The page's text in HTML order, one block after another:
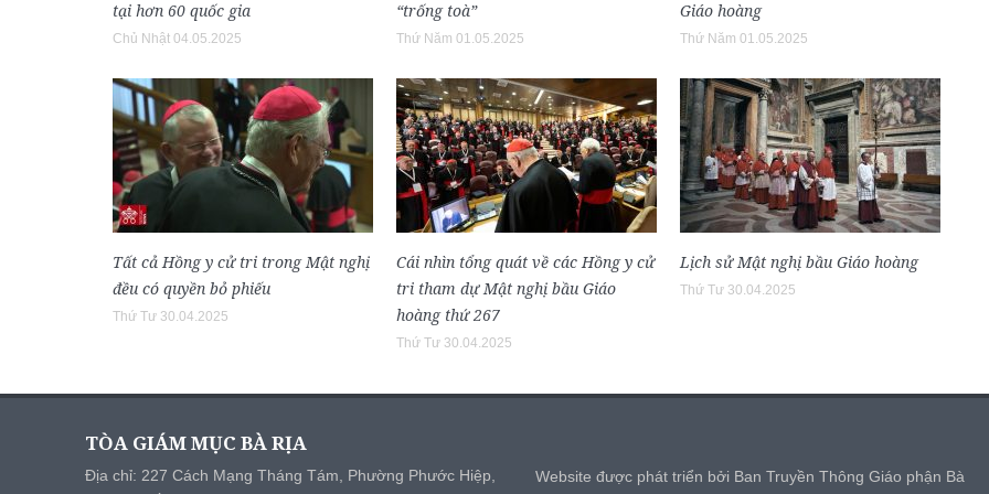
tại hơn 60 quốc gia
Chủ Nhật 04.05.2025
“trống toà”
Thứ Năm 01.05.2025
Giáo hoàng
Thứ Năm 01.05.2025
Tất cả Hồng y cử tri trong Mật nghị
đều có quyền bỏ phiếu
Thứ Tư 30.04.2025
Cái nhìn tổng quát về các Hồng y cử
tri tham dự Mật nghị bầu Giáo
hoàng thứ 267
Thứ Tư 30.04.2025
Lịch sử Mật nghị bầu Giáo hoàng
Thứ Tư 30.04.2025
TÒA GIÁM MỤC BÀ RỊA
Địa chỉ: 227 Cách Mạng Tháng Tám, Phường Phước Hiệp,
Website được phát triển bởi Ban Truyền Thông Giáo phận Bà